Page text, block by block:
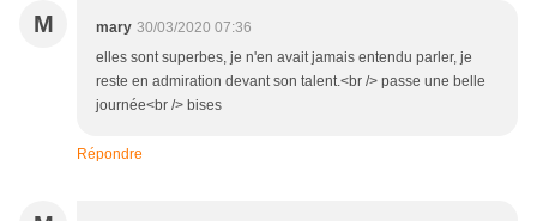
M mary 30/03/2020 07:36
elles sont superbes, je n'en avait jamais entendu parler, je
reste en admiration devant son talent.<br /> passe une belle
journée<br /> bises
Répondre